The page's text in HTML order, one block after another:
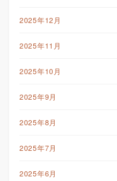
2025年12月
2025年11月
2025年10月
2025年9月
2025年8月
2025年7月
2025年6月